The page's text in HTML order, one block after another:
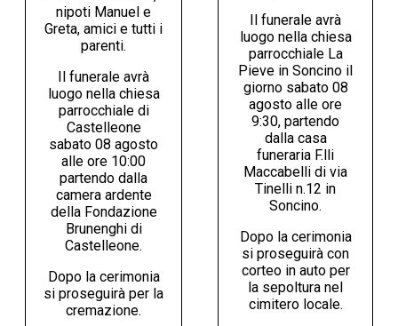
nipoti Manuel e
Greta, amici e tutti i
parenti.
Il funerale avrà
luogo nella chiesa
parrocchiale di
Castelleone
sabato 08 agosto
alle ore 10:00
partendo dalla
camera ardente
della Fondazione
Brunenghi di
Castelleone.
Dopo la cerimonia
si proseguirà per la
cremazione.
Il funerale avrà
luogo nella chiesa
parrocchiale La
Pieve in Soncino il
giorno sabato 08
agosto alle ore
9:30, partendo
dalla casa
funeraria F.lli
Maccabelli di via
Tinelli n.12 in
Soncino.
Dopo la cerimonia
si proseguirà con
corteo in auto per
la sepoltura nel
cimitero locale.